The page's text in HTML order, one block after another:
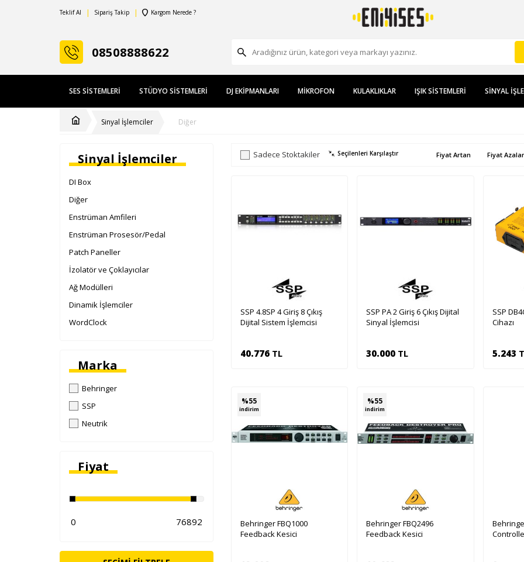
Teklif Al Sipariş Takip Kargom Nerede ?
08508888622
SES SISTEMLERI STÜDYO SISTEMLERI DJ EKIPMANLARI MIKROFON KULAKLIKLAR IŞIK SISTEMLERI SINYAL
Sinyal İşlemciler Diğer
Sinyal İşlemciler
DI Box
Diğer
Enstrüman Amfileri
Enstrüman Prosesör/Pedal
Patch Paneller
İzolatör ve Çoklayıcılar
Ağ Modülleri
Dinamik İşlemciler
WordClock
Marka
Behringer
SSP
Neutrik
Fiyat
Sadece Stoktakiler Seçilenleri Karşılaştır Fiyat Artan Fiyat
SSP 4.8SP 4 Giriş 8 Çıkış
Dijital Sistem İşlemcisi
40.776TL
SSP PA 2 Giriş 6 Çıkış Dijital
Sinyal İşlemcisi
30.000 TL
SSP
Cihazı
5.243
%55
indirim
Behringer FBQ1000
Feedback Kesici
%55
indirim
Behringer FBQ2496
Feedback Kesici